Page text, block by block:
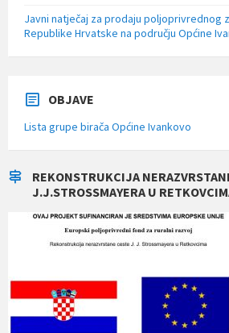
Javni natječaj za prodaju poljoprivrednog
Republike Hrvatske na području Općine
OBJAVE
Lista grupe birača Općine Ivankovo
REKONSTRUKCIJA
J.J.STROSSMAYERA U